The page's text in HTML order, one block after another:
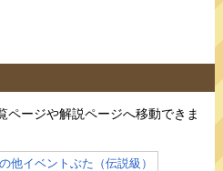
ページや解説ページへ移動できま
他イベントぶた（伝説級）